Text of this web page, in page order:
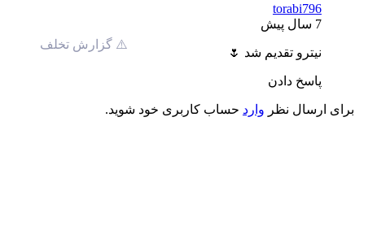
torabi796
7 سال پیش
⚠️ گزارش تخلف
نیترو تقدیم شد 🌷
پاسخ دادن
برای ارسال نظر وارد حساب کاربری خود شوید.